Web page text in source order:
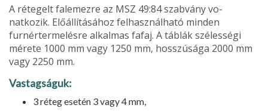
A rétegelt falemezre az MSZ 49:84 szabvány vo­
natkozik. Előállításához felhasználható minden
furnértermelésre alkalmas fafaj. A táblák széles­ségi
mérete 1000 mm vagy 1250 mm, hosszúsá­ga 2000 mm
vagy 2250 mm.
Vastagságuk:
3 réteg esetén 3 vagy 4 mm,